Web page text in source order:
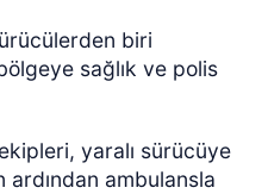
biri
sağlık ve polis
yaralı sürücüye
ardından ambulansla